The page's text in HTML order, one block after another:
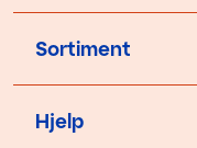
Sortiment
Hjelp